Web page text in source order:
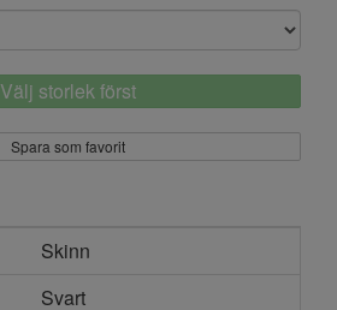
Välj storlek först
Spara som favorit
Skinn
Svart